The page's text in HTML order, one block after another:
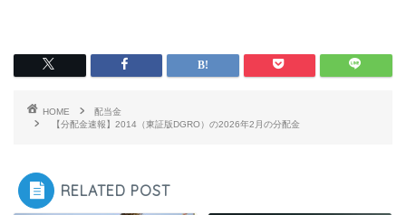
HOME
配当金
【分配金速報】2014（東証版DGRO）の2026年2月の分配金
RELATED POST